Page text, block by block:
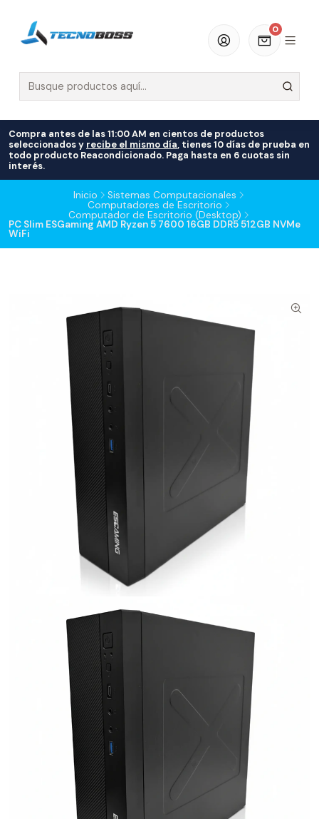
0
Compra antes de las 11:00 AM en cientos de productos
seleccionados y recibe el mismo día, tienes 10 días de prueba en
todo producto Reacondicionado. Paga hasta en 6 cuotas sin
interés.
Inicio
Sistemas Computacionales
Computadores de Escritorio
Computador de Escritorio (Desktop)
PC Slim ESGaming AMD Ryzen 5 7600 16GB DDR5 512GB NVMe
WiFi